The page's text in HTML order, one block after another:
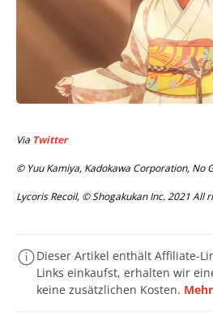
Via Twitter
© Yuu Kamiya, Kadokawa Corporation, No
Lycoris Recoil, © Shogakukan Inc. 2021 All
Dieser Artikel enthält Affiliate-
Links einkaufst, erhalten wir
keine zusätzlichen Kosten.